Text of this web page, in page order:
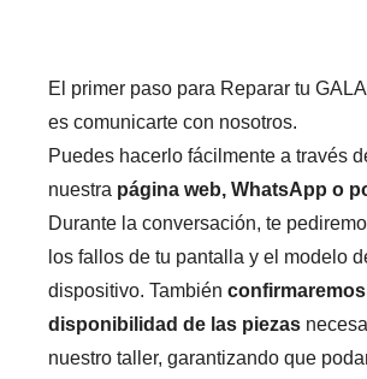
El primer paso para Reparar tu
es comunicarte con nosotros.
Puedes hacerlo fácilmente a través
nuestra página web, WhatsApp o
Durante la conversación, te
los fallos de tu pantalla y el modelo
dispositivo. También
disponibilidad de las piezas
nuestro taller, garantizando que